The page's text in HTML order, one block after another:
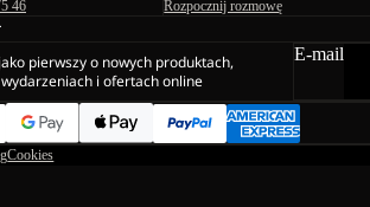
46 Rozpocznij rozmowę
pierwszy o nowych produktach,
i ofertach online
E-mail
Cookies